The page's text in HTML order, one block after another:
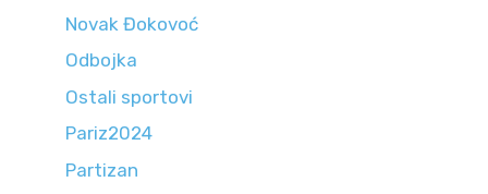
Novak Đokovoć
Odbojka
Ostali sportovi
Pariz2024
Partizan